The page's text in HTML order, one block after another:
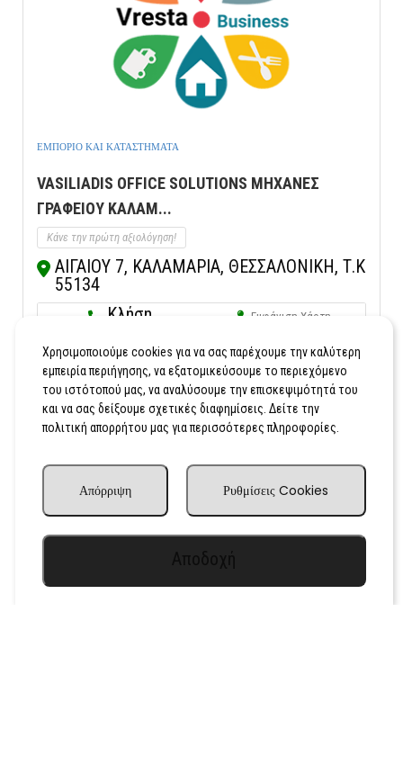
ΕΜΠΟΡΙΟ ΚΑΙ ΚΑΤΑΣΤΗΜΑΤΑ
VASILIADIS OFFICE SOLUTIONS ΜΗΧΑΝΕΣ
ΓΡΑΦΕΙΟΥ ΚΑΛΑΜ...
Κάνε την πρώτη αξιολόγηση!
ΑΙΓΑΙΟΥ 7, ΚΑΛΑΜΑΡΙΑ, ΘΕΣΣΑΛΟΝΙΚΗ, Τ.Κ
55134
Κλήση
Εμφάνιση Χάρτη
Χρησιμοποιούμε cookies για να σας παρέχουμε την καλύτερη
εμπειρία περιήγησης, να εξατομικεύσουμε το περιεχόμενο
του ιστότοπού μας, να αναλύσουμε την επισκεψιμότητά του
και να σας δείξουμε σχετικές διαφημίσεις. Δείτε την
πολιτική απορρήτου μας για περισσότερες πληροφορίες.
Ρυθμίσεις Cookies
Απόρριψη